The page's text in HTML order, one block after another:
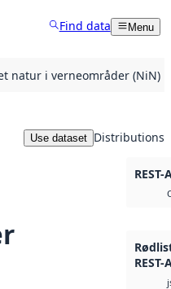
Find data Menu
natur i verneområder (NiN)
Use dataset Distributions
REST-
REST-